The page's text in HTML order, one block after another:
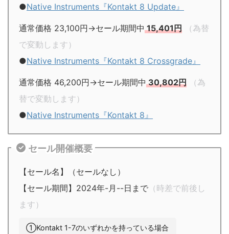
●Native Instruments『Kontakt 8 Update』
通常価格 23,100円→セール期間中15,401円
（為替
で変動します）
●Native Instruments『Kontakt 8 Crossgrade』
通常価格 46,200円→セール期間中30,802円
（為
替で変動します）
●Native Instruments『Kontakt 8』
セール開催概要
【セール名】（セールなし）
【セール期間】2024年-月--日まで （時差で前後し
ます）
①Kontakt 1-7のいずれかを持っている場合